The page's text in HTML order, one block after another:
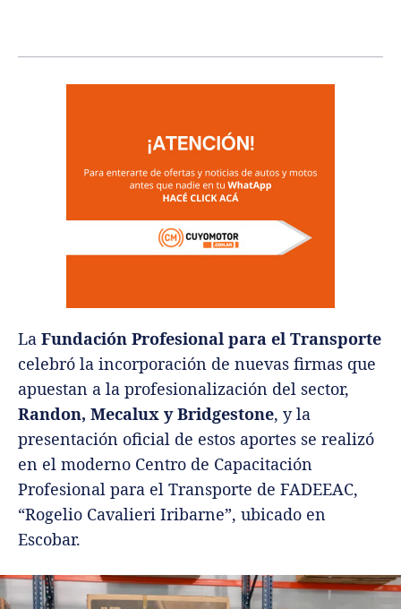
La Fundación Profesional para el Transporte
celebró la incorporación de nuevas firmas que
apuestan a la profesionalización del sector,
Randon, Mecalux y Bridgestone, y la
presentación oficial de estos aportes se realizó
en el moderno Centro de Capacitación
Profesional para el Transporte de FADEEAC,
“Rogelio Cavalieri Iribarne”, ubicado en
Escobar.